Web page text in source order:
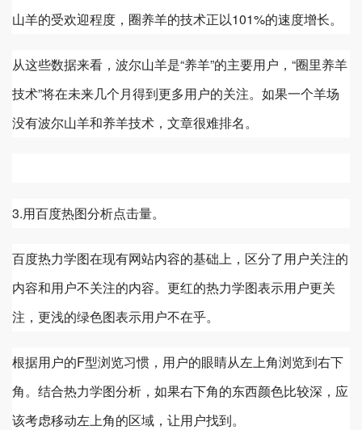
山羊的受欢迎程度，圈养羊的技术正以101%的速度增长。
从这些数据来看，波尔山羊是“养羊”的主要用户，“圈里养羊
技术”将在未来几个月得到更多用户的关注。如果一个羊场
没有波尔山羊和养羊技术，文章很难排名。
3.用百度热图分析点击量。
百度热力学图在现有网站内容的基础上，区分了用户关注的
内容和用户不关注的内容。更红的热力学图表示用户更关
注，更浅的绿色图表示用户不在乎。
根据用户的F型浏览习惯，用户的眼睛从左上角浏览到右下
角。结合热力学图分析，如果右下角的东西颜色比较深，应
该考虑移动左上角的区域，让用户找到。